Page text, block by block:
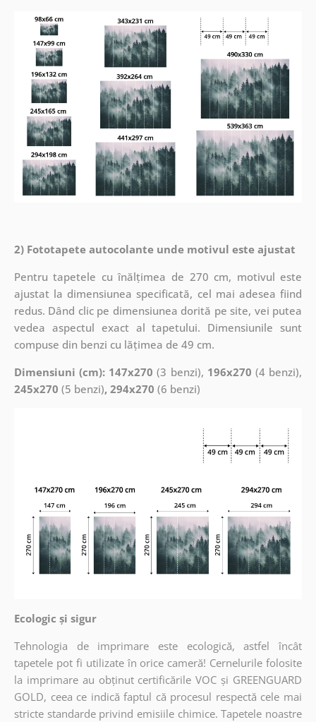
2) Fototapete autocolante unde motivul este ajustat
Pentru tapetele cu înălțimea de 270 cm, motivul este
ajustat la dimensiunea specificată, cel mai adesea fiind
redus. Dând clic pe dimensiunea dorită pe site, vei putea
vedea aspectul exact al tapetului. Dimensiunile sunt
compuse din benzi cu lățimea de 49 cm.
Dimensiuni (cm): 147x270 (3 benzi), 196x270 (4 benzi),
245x270 (5 benzi), 294x270 (6 benzi)
Ecologic și sigur
Tehnologia de imprimare este ecologică, astfel încât
tapetele pot fi utilizate în orice cameră! Cernelurile folosite
la imprimare au obținut certificările VOC și GREENGUARD
GOLD, ceea ce indică faptul că procesul respectă cele mai
stricte standarde privind emisiile chimice. Tapetele noastre